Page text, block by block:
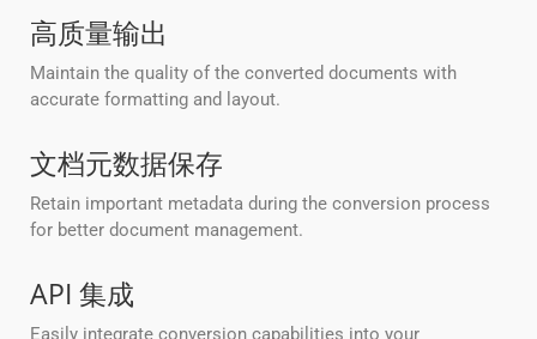
高质量输出
Maintain the quality of the converted documents with
accurate formatting and layout.
文档元数据保存
Retain important metadata during the conversion process
for better document management.
API 集成
Easily integrate conversion capabilities into your